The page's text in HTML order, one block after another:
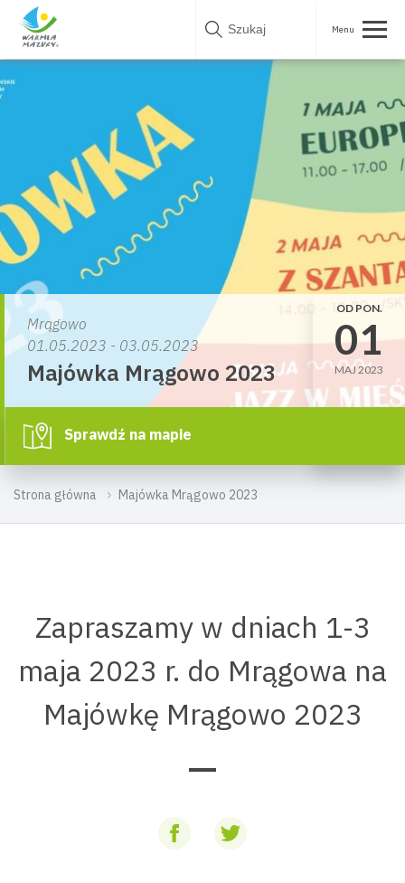
Skip
Strona główna Majówka Mrągowo 2023
Mrągowo
01.05.2023 - 03.05.2023
Majówka Mrągowo 2023
OD PON.
01
MAJ 2023
Sprawdź na mapie
Zapraszamy w dniach 1-3
maja 2023 r. do Mrągowa na
Majówkę Mrągowo 2023